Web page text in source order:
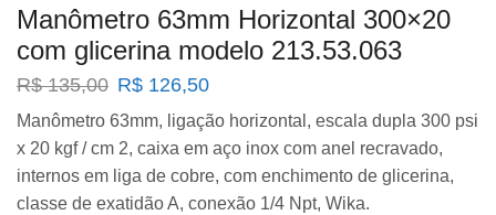
Manômetro 63mm Horizontal 300×20
com glicerina modelo 213.53.063
R$135,00 O
original
era:
R$ 135,00.
R$ 126,50O
atual
é:
R$ 126,50.
Manômetro 63mm, ligação horizontal, escala dupla 300 psi
x 20 kgf / cm 2, caixa em aço inox com anel recravado,
internos em liga de cobre, com enchimento de glicerina,
classe de exatidão A, conexão 1/4 Npt, Wika.